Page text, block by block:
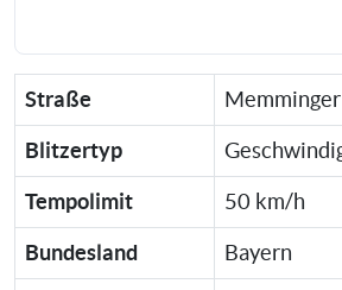
Straße
Blitzertyp
Tempolimit 50 km/h
Bundesland Bayern